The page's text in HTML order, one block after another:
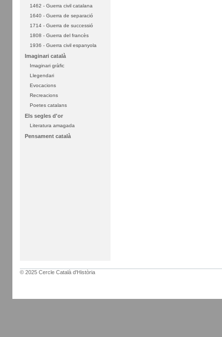
1462 - Guerra civil catalana
1640 - Guerra de separació
1714 - Guerra de successió
1808 - Guerra del francès
1936 - Guerra civil espanyola
Imaginari català
Imaginari gràfic
Llegendari
Evocacions
Recreacions
Poetes catalans
Els segles d'or
Literatura amagada
Pensament català
© 2025 Cercle Català d'Història